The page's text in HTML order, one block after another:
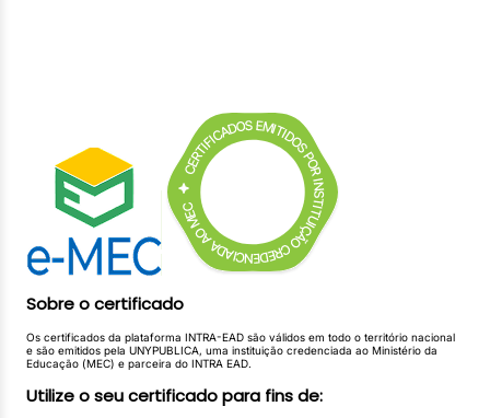
Sobre o certificado
Os certificados da plataforma INTRA-EAD são válidos em todo o território nacional
e são emitidos pela UNYPUBLICA, uma instituição credenciada ao Ministério da
Educação (MEC) e parceira do INTRA EAD.
Utilize o seu certificado para fins de: